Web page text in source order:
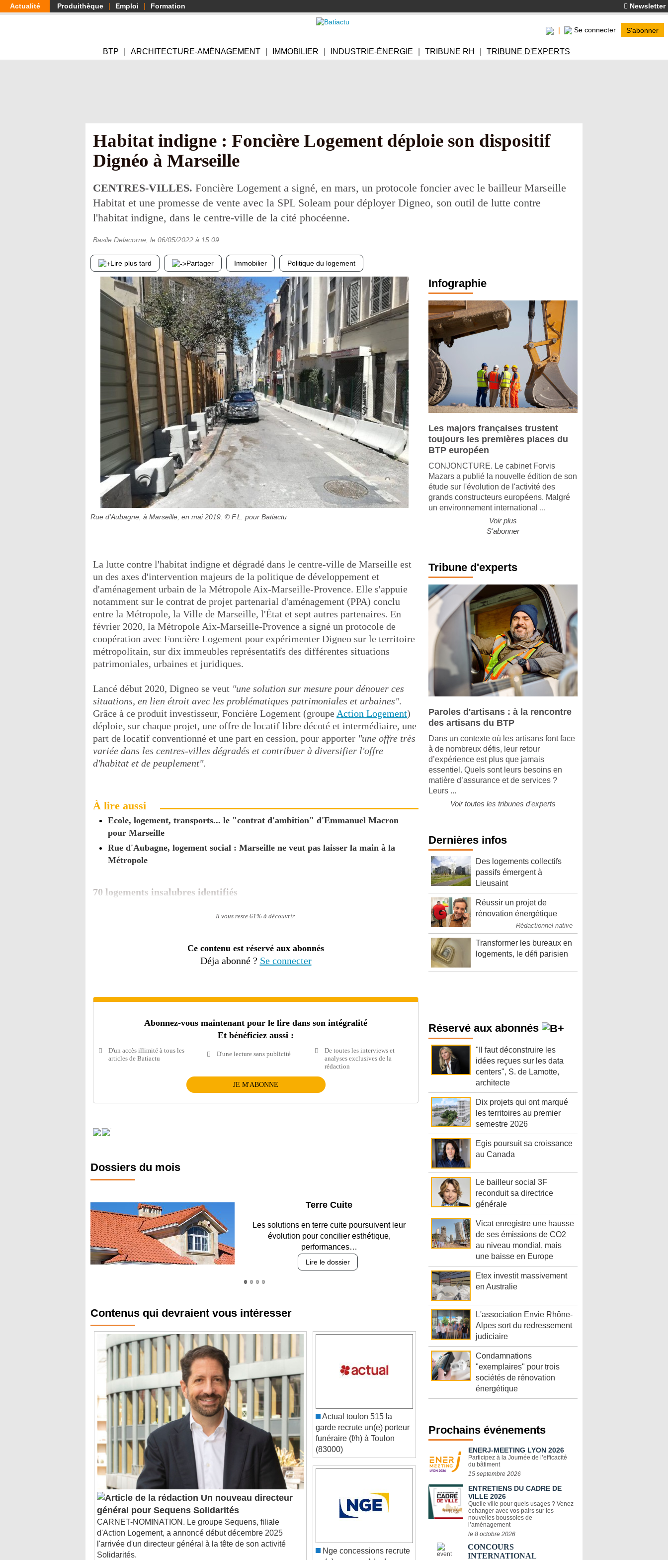
Aller
au
Actualité Produithèque Emploi Formation Newsletter
Se connecter S'abonner
BTP ARCHITECTURE-AMÉNAGEMENT IMMOBILIER INDUSTRIE-ÉNERGIE TRIBUNE RH TRIBUNE D'EXPERTS
Habitat indigne : Foncière Logement déploie son dispositif
Dignéo à Marseille
CENTRES-VILLES. Foncière Logement a signé, en mars, un protocole foncier avec le bailleur Marseille
Habitat et une promesse de vente avec la SPL Soleam pour déployer Digneo, son outil de lutte contre
l'habitat indigne, dans le centre-ville de la cité phocéenne.
Basile Delacorne , le 06/05/2022 à 15:09
Lire plus tard Partager Immobilier Politique du logement
Rue d'Aubagne, à Marseille, en mai 2019. © F.L. pour Batiactu
La lutte contre l'habitat indigne et dégradé dans le centre-ville de Marseille est
un des axes d'intervention majeurs de la politique de développement et
d'aménagement urbain de la Métropole Aix-Marseille-Provence. Elle s'appuie
notamment sur le contrat de projet partenarial d'aménagement (PPA) conclu
entre la Métropole, la Ville de Marseille, l'État et sept autres partenaires. En
février 2020, la Métropole Aix-Marseille-Provence a signé un protocole de
coopération avec Foncière Logement pour expérimenter Digneo sur le territoire
métropolitain, sur dix immeubles représentatifs des différentes situations
patrimoniales, urbaines et juridiques.
Lancé début 2020, Digneo se veut "une solution sur mesure pour dénouer ces
situations, en lien étroit avec les problématiques patrimoniales et urbaines".
Grâce à ce produit investisseur, Foncière Logement (groupe Action Logement)
déploie, sur chaque projet, une offre de locatif libre décoté et intermédiaire, une
part de locatif conventionné et une part en cession, pour apporter "une offre très
variée dans les centres-villes dégradés et contribuer à diversifier l'offre
d'habitat et de peuplement".
À lire aussi
Ecole, logement, transports... le "contrat d'ambition" d'Emmanuel Macron
pour Marseille
Rue d'Aubagne, logement social : Marseille ne veut pas laisser la main à la
Métropole
70 logements insalubres identifiés
Il vous reste 61% à découvrir.
Ce contenu est réservé aux abonnés
Déja abonné ? Se connecter
Abonnez-vous maintenant pour le lire dans son intégralité
Et bénéficiez aussi :
D'un accès illimité à tous les
articles de Batiactu
D'une lecture sans publicité
De toutes les interviews et
analyses exclusives de la
rédaction
JE M'ABONNE
Dossiers du mois
Parking et garages
Entre circulation, sécurisation des accès, durabilité
des revêtements et intégration…
Lire le dossier
Un nouveau directeur
général pour Sequens Solidarités
CARNET-NOMINATION. Le groupe Sequens, filiale
d'Action Logement, a annoncé début décembre 2025
l'arrivée d'un directeur général à la tête de son activité
Solidarités.
garde recrute un(e) porteur
funéraire (f/h) à Toulon
(83000)
un(e) responsable de
Infographie
Les majors françaises trustent
toujours les premières places du
BTP européen
CONJONCTURE. Le cabinet Forvis
Mazars a publié la nouvelle édition de son
étude sur l'évolution de l'activité des
grands constructeurs européens. Malgré
un environnement international ...
Voir plus
S'abonner
Tribune d'experts
Paroles d'artisans : à la rencontre
des artisans du BTP
Dans un contexte où les artisans font face
à de nombreux défis, leur retour
d’expérience est plus que jamais
essentiel. Quels sont leurs besoins en
matière d’assurance et de services ?
Leurs ...
Voir toutes les tribunes d'experts
Dernières infos
Des logements collectifs
passifs émergent à
Lieusaint
Réussir un projet de
rénovation énergétique
Rédactionnel native
Transformer les bureaux en
logements, le défi parisien
Réservé aux abonnés
"Il faut déconstruire les
idées reçues sur les data
centers", S. de Lamotte,
architecte
Dix projets qui ont marqué
les territoires au premier
semestre 2026
Egis poursuit sa croissance
au Canada
Le bailleur social 3F
reconduit sa directrice
générale
Vicat enregistre une hausse
de ses émissions de CO2
au niveau mondial, mais
une baisse en Europe
Etex investit massivement
en Australie
L'association Envie Rhône-
Alpes sort du redressement
judiciaire
Condamnations
"exemplaires" pour trois
sociétés de rénovation
énergétique
Prochains événements
ENERJ-MEETING LYON 2026
Participez à la Journée de l’efficacité
du bâtiment
15 septembre 2026
ENTRETIENS DU CADRE DE
VILLE 2026
Quelle ville pour quels usages ? Venez
échanger avec vos pairs sur les
nouvelles boussoles de
l’aménagement
le 8 octobre 2026
CONCOURS
INTERNATIONAL